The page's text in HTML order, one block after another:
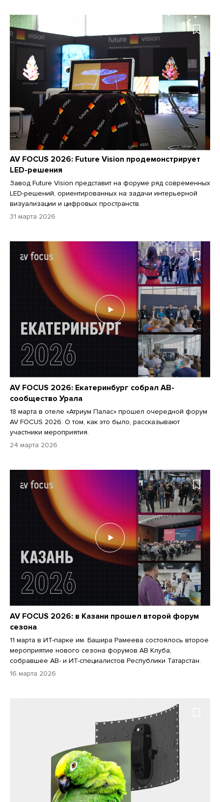
AV FOCUS 2026: Future Vision продемонстрирует
LED-решения
Завод Future Vision представит на форуме ряд современных
LED-решений, ориентированных на задачи интерьерной
визуализации и цифровых пространств.
31 марта 2026
AV FOCUS 2026: Екатеринбург собрал АВ-
сообщество Урала
18 марта в отеле «Атриум Палас» прошел очередной форум
AV FOCUS 2026. О том, как это было, рассказывают
участники мероприятия.
24 марта 2026
AV FOCUS 2026: в Казани прошел второй форум
сезона
11 марта в ИТ-парке им. Башира Рамеева состоялось второе
мероприятие нового сезона форумов АВ Клуба,
собравшее АВ- и ИТ-специалистов Республики Татарстан.
16 марта 2026